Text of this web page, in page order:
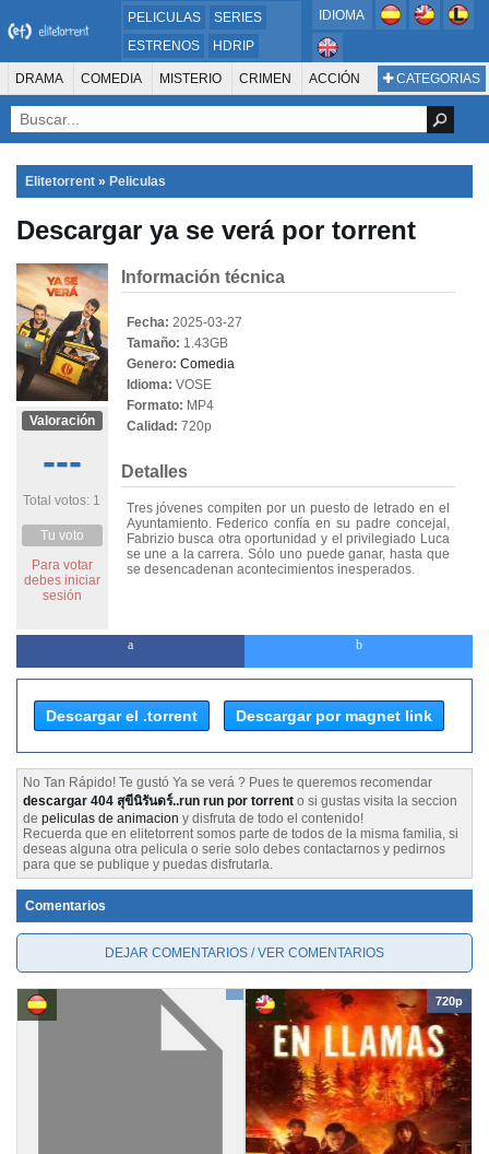
PELICULAS
SERIES
ESTRENOS
HDRIP
MICROHD
720P
DVDRIP
IDIOMA
CATEGORIAS
DRAMA COMEDIA MISTERIO CRIMEN ACCIÓN
SUSPENSO AVENTURA
ANIMACIÓN ROMANCE TERROR CIENCIA FICCIÓN FANTASÍA
FAMILIA DOCUS Y TV
PELÍCULA DE LA TELEVISIÓN FOREIGN KIDS REALITY ANIMACION
THRILLER BIOGRAFÍA
Elitetorrent » Peliculas
Descargar ya se verá por torrent
Valoración
---
Total votos: 1
Tu voto
Para votar
debes iniciar
sesión
Información técnica
Fecha: 2025-03-27
Tamaño: 1.43GB
Genero: Comedia
Idioma: VOSE
Formato: MP4
Calidad: 720p
Detalles
Tres jóvenes compiten por un puesto de letrado en el
Ayuntamiento. Federico confía en su padre concejal,
Fabrizio busca otra oportunidad y el privilegiado Luca
se une a la carrera. Sólo uno puede ganar, hasta que
se desencadenan acontecimientos inesperados.
Descargar el .torrent Descargar por magnet link
No Tan Rápido! Te gustó Ya se verá ? Pues te queremos recomendar
descargar 404 สุขีนิรันดร์..run run por torrent o si gustas visita la seccion
de peliculas de animacion y disfruta de todo el contenido!
Recuerda que en elitetorrent somos parte de todos de la misma familia, si
deseas alguna otra pelicula o serie solo debes contactarnos y pedirnos
para que se publique y puedas disfrutarla.
Comentarios
DEJAR COMENTARIOS / VER COMENTARIOS
720p